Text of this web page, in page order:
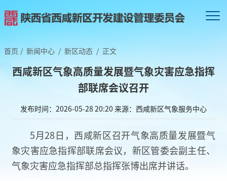
首页 / 新闻中心 / 新区动态 / 正文
西咸新区气象高质量发展暨气象灾害应急指挥
部联席会议召开
发布时间：2026-05-28 20:20 来源：西咸新区气象服务中心
5月28日，西咸新区召开气象高质量发展暨气
象灾害应急指挥部联席会议，新区管委会副主任、
气象灾害应急指挥部总指挥张博出席并讲话。